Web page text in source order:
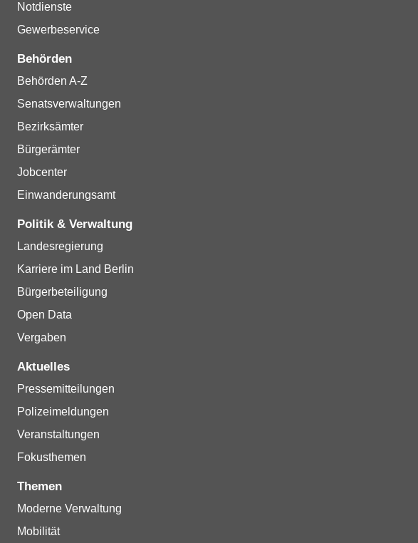
Notdienste
Gewerbeservice
Behörden
Behörden A-Z
Senatsverwaltungen
Bezirksämter
Bürgerämter
Jobcenter
Einwanderungsamt
Politik & Verwaltung
Landesregierung
Karriere im Land Berlin
Bürgerbeteiligung
Open Data
Vergaben
Aktuelles
Pressemitteilungen
Polizeimeldungen
Veranstaltungen
Fokusthemen
Themen
Moderne Verwaltung
Mobilität